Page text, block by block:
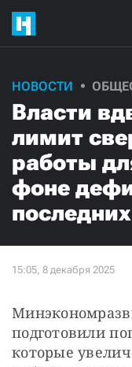
НОВОСТИ
Власти
лимит
работы
фоне
подготовили
которые